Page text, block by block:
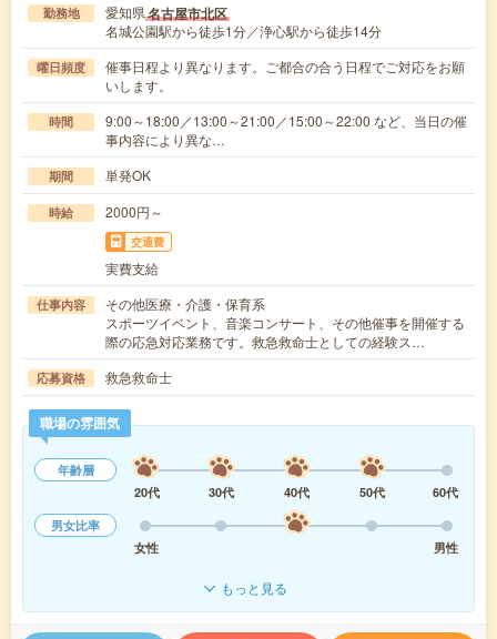
勤務地 愛知県名古屋市北区
名城公園駅から徒歩1分／浄心駅から徒歩14分
曜日頻度
催事日程より異なります。ご都合の合う日程でご対応をお願
いします。
時間
9:00～18:00／13:00～21:00／15:00～22:00 など、当日の催
事内容により異な…
期間 単発OK
時給 2000円～
交通費
実費支給
仕事内容
その他医療・介護・保育系
スポーツイベント、音楽コンサート、その他催事を開催する
際の応急対応業務です。救急救命士としての経験ス…
応募資格 救急救命士
職場の雰囲気
年齢層
20代
30代 40代 50代
60代
男女比率
女性
男性
もっと見る